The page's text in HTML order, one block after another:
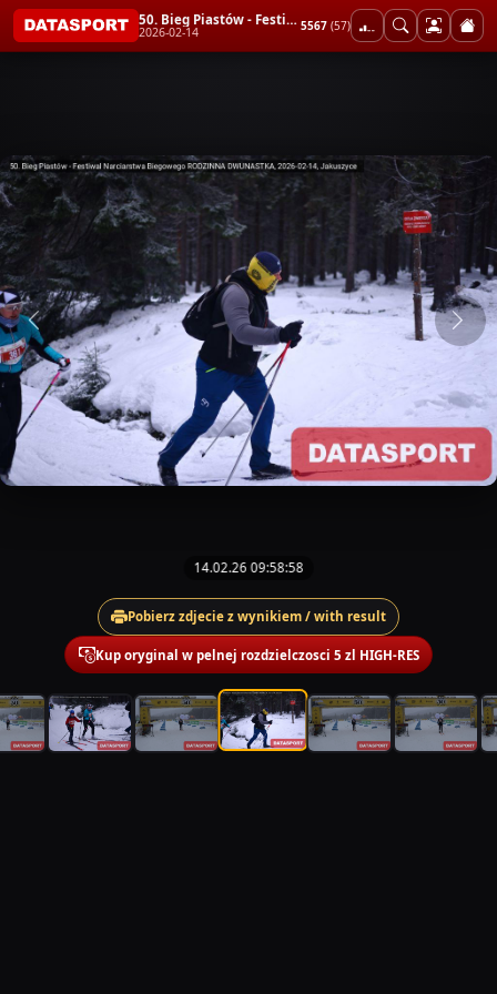
50. Bieg Piastów - Festiwal Narciarstwa Biegowego RODZINNA DWUNASTKA
2026-02-14 5567 (57)
14.02.26 09:58:58
Pobierz zdjecie z wynikiem / with result
Kup oryginal w pelnej rozdzielczosci 5 zl HIGH-RES